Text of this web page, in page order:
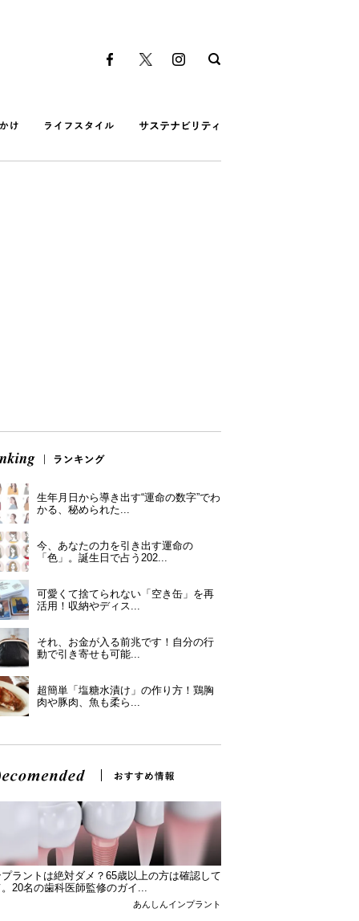
生年月日から導き出す“運命の数字”でわ
かる、秘められた...
今、あなたの力を引き出す運命の
「色」。誕生日で占う202...
可愛くて捨てられない「空き缶」を再
活用！収納やディス...
それ、お金が入る前兆です！自分の行
動で引き寄せも可能...
超簡単「塩糖水漬け」の作り方！鶏胸
肉や豚肉、魚も柔ら...
ラントは絶対ダメ？65歳以上の方は確認して
20名の歯科医師監修のガイ...
あんしんインプラント